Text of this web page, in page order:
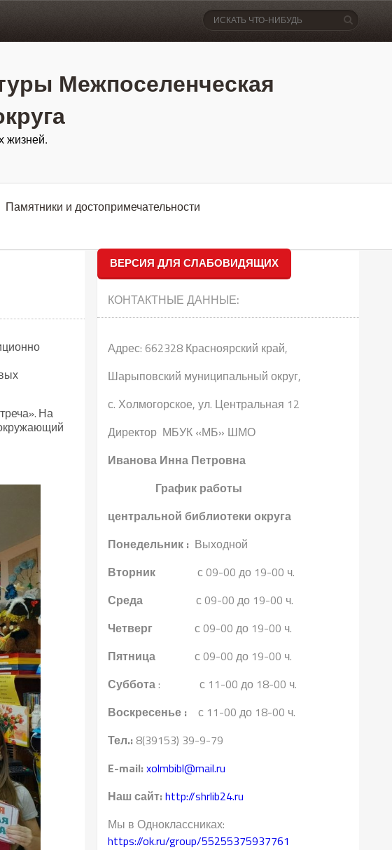
Межпоселенческая
жизней.
Памятники и достопримечательности
На
ВЕРСИЯ ДЛЯ СЛАБОВИДЯЩИХ
КОНТАКТНЫЕ ДАННЫЕ:
Адрес: 662328 Красноярский край,
Шарыповский муниципальный округ,
с. Холмогорское, ул. Центральная 12
Директор МБУК «МБ» ШМО
Иванова Инна Петровна
График работы
центральной библиотеки округа
Понедельник : Выходной
Вторник с 09-00 до 19-00 ч.
Среда
с 09-00 до 19-00 ч.
Четверг
с 09-00 до 19-00 ч.
Пятница с 09-00 до 19-00 ч.
Суббота: с 11-00 до 18-00 ч.
Воскресенье : с 11-00 до 18-00 ч.
Тел.: 8(39153) 39-9-79
E-mail: xolmbibl@mail.ru
Наш сайт: http://shrlib24.ru
Мы в Одноклассниках:
https://ok.ru/group/55255375937761